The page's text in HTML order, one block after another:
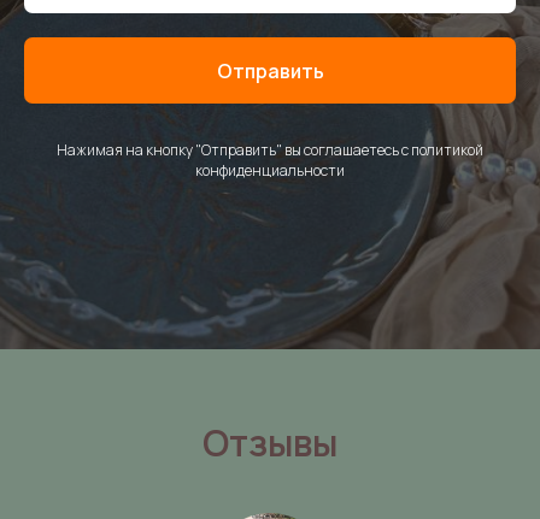
Отправить
Нажимая на кнопку "Отправить" вы соглашаетесь с политикой
конфиденциальности
Отзывы